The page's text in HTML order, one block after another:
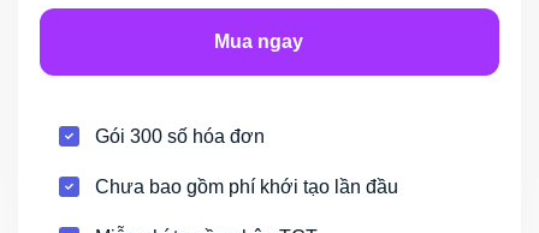
Mua ngay
Gói 300 số hóa đơn
Chưa bao gồm phí khới tạo lần đầu